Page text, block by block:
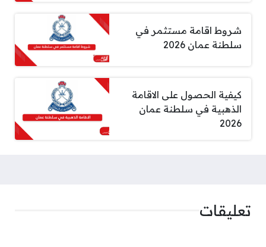
شروط اقامة مستثمر في
سلطنة عمان 2026
كيفية الحصول على الاقامة
الذهبية في سلطنة عمان
2026
تعليقات